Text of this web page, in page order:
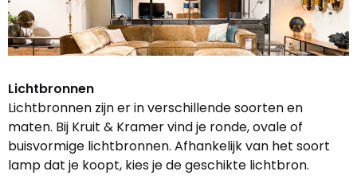
Lichtbronnen
Lichtbronnen zijn er in verschillende soorten en
maten. Bij Kruit & Kramer vind je ronde, ovale of
buisvormige lichtbronnen. Afhankelijk van het soort
lamp dat je koopt, kies je de geschikte lichtbron.